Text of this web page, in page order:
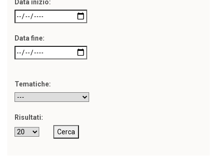
Data inizio:
Data fine:
Tematiche:
Risultati: